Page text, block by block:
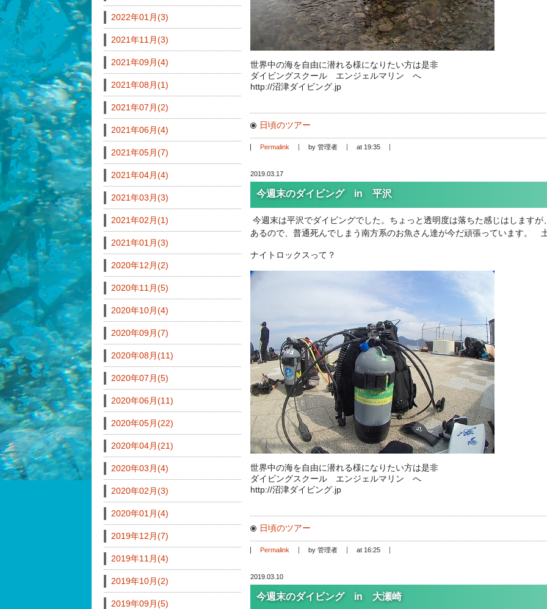
世界中の海を自由に潜れる様になりたい方は是非
ダイビングスクール エンジェルマリン へ
http://沼津ダイビング.jp
日頃のツアー
Permalink by 管理者 at 19:35
2019.03.17
今週末のダイビング in 平沢
今週末は平沢でダイビングでした。ちょっと透明度は落ちた感じはします
あるので、普通死んでしまう南方系のお魚さん達が今だ頑張っています。
ナイトロックスって？
世界中の海を自由に潜れる様になりたい方は是非
ダイビングスクール エンジェルマリン へ
http://沼津ダイビング.jp
日頃のツアー
Permalink by 管理者 at 16:25
2019.03.10
今週末のダイビング in 大瀬崎
2022年01月(3)
2021年11月(3)
2021年09月(4)
2021年08月(1)
2021年07月(2)
2021年06月(4)
2021年05月(7)
2021年04月(4)
2021年03月(3)
2021年02月(1)
2021年01月(3)
2020年12月(2)
2020年11月(5)
2020年10月(4)
2020年09月(7)
2020年08月(11)
2020年07月(5)
2020年06月(11)
2020年05月(22)
2020年04月(21)
2020年03月(4)
2020年02月(3)
2020年01月(4)
2019年12月(7)
2019年11月(4)
2019年10月(2)
2019年09月(5)